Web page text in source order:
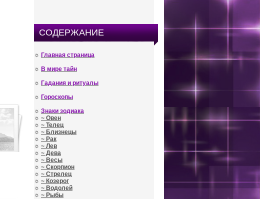
СОДЕРЖАНИЕ
☼ Главная страница
☼ В мире тайн
☼ Гадания и ритуалы
☼ Гороскопы
☼ Знаки зодиака
☼ ~ Овен
☼ ~ Телец
☼ ~ Близнецы
☼ ~ Рак
☼ ~ Лев
☼ ~ Дева
☼ ~ Весы
☼ ~ Скорпион
☼ ~ Стрелец
☼ ~ Козерог
☼ ~ Водолей
☼ ~ Рыбы